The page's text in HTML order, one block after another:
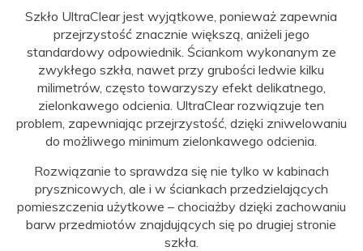
Szkło UltraClear jest wyjątkowe, ponieważ zapewnia
przejrzystość znacznie większą, aniżeli jego
standardowy odpowiednik. Ściankom wykonanym ze
zwykłego szkła, nawet przy grubości ledwie kilku
milimetrów, często towarzyszy efekt delikatnego,
zielonkawego odcienia. UltraClear rozwiązuje ten
problem, zapewniając przejrzystość, dzięki zniwelowaniu
do możliwego minimum zielonkawego odcienia.
Rozwiązanie to sprawdza się nie tylko w kabinach
prysznicowych, ale i w ściankach przedzielających
pomieszczenia użytkowe – chociażby dzięki zachowaniu
barw przedmiotów znajdujących się po drugiej stronie
szkła.